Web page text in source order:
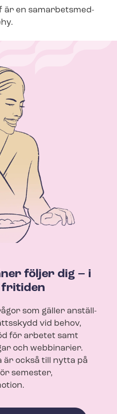
är en sam­ar­bets­med­
följer dig – i
fritiden
som gäller an­ställ­
vid behov,
för arbetet samt
och webbinarier.
är också till nytta på
semester,